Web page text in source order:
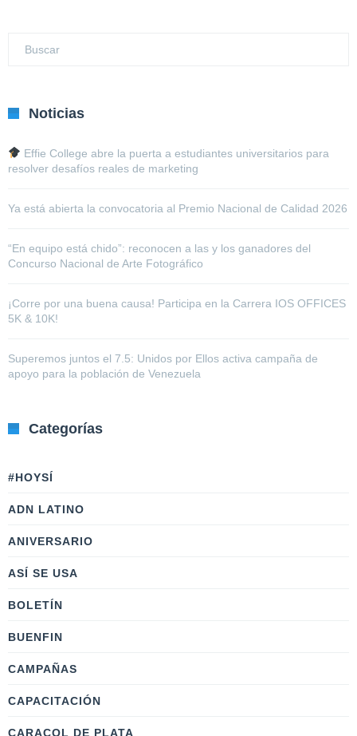
Noticias
Effie College abre la puerta a estudiantes universitarios para
resolver desafíos reales de marketing
Ya está abierta la convocatoria al Premio Nacional de Calidad 2026
“En equipo está chido”: reconocen a las y los ganadores del
Concurso Nacional de Arte Fotográfico
¡Corre por una buena causa! Participa en la Carrera IOS OFFICES
5K & 10K!
Superemos juntos el 7.5: Unidos por Ellos activa campaña de
apoyo para la población de Venezuela
Categorías
#HOYSÍ
ADN LATINO
ANIVERSARIO
ASÍ SE USA
BOLETÍN
BUENFIN
CAMPAÑAS
CAPACITACIÓN
CARACOL DE PLATA